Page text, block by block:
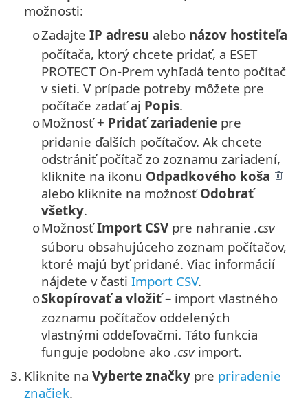
možnosti:
oZadajte IP adresu alebo názov hostiteľa
počítača, ktorý chcete pridať, a ESET
PROTECT On-Prem vyhľadá tento počítač
v sieti. V prípade potreby môžete pre
počítače zadať aj Popis.
oMožnosť+ Pridať zariadenie pre
pridanie ďalších počítačov. Ak chcete
odstrániť počítač zo zoznamu zariadení,
kliknite na ikonu Odpadkového koša
alebo kliknite na možnosťOdobrať
všetky.
oMožnosťImport CSV pre nahranie .csv
súboru obsahujúceho zoznam počítačov,
ktoré majú byť pridané. Viac informácií
nájdete v časti Import CSV.
oSkopírovať a vložiť– import vlastného
zoznamu počítačov oddelených
vlastnými oddeľovačmi. Táto funkcia
funguje podobne ako .csvimport.
3. Kliknite na Vyberte značky pre priradenie
značiek.